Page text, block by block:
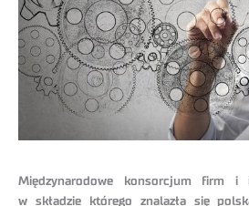
Międzynarodowe konsorcjum firm i
w składzie którego znalazła się